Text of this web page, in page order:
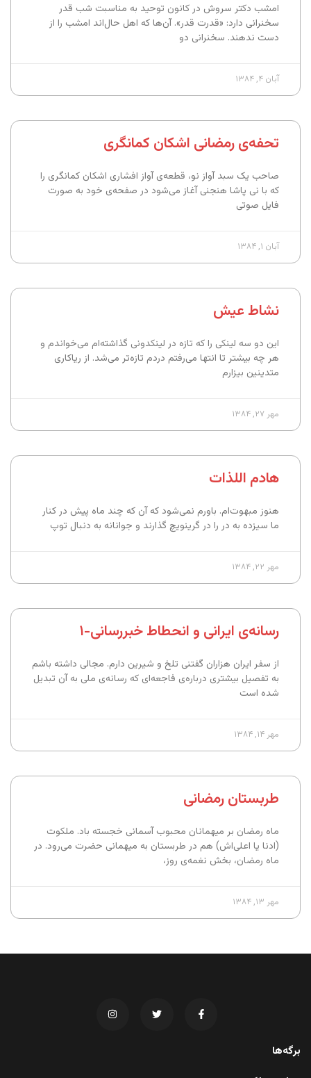
امشب دکتر سروش در کانون توحید به مناسبت شب قدر
سخنرانی دارد: «قدرت قدر». آن‌ها که اهل حال‌اند امشب را از
دست ندهند. سخنرانی دو
آبان ۴, ۱۳۸۴
تحفه‌ی رمضانی اشکان کمانگری
صاحب یک سبد آواز نو، قطعه‌‌ی آواز افشاری اشکان کمانگری را
که با نی پاشا هنجنی آغاز می‌شود در صفحه‌ی خود به صورت
فایل صوتی
آبان ۱, ۱۳۸۴
نشاط عیش
این دو سه لینکی را که تازه در لینکدونی گذاشته‌ام می‌خواندم و
هر چه بیشتر تا انتها می‌رفتم دردم تازه‌تر می‌شد. از ریاکاری
متدینین بیزارم
مهر ۲۷, ۱۳۸۴
هادم اللذات
هنوز مبهوت‌ام. باورم نمی‌شود که آن که چند ماه پیش در کنار
ما سیزده به در را در گرینویچ گذارند و جوانانه به دنبال توپ
مهر ۲۲, ۱۳۸۴
رسانه‌ی ایرانی و انحطاط خبررسانی-۱
از سفر ایران هزاران گفتنی تلخ و شیرین دارم. مجالی داشته باشم
به تفصیل بیشتری درباره‌ی فاجعه‌ای که رسانه‌ی ملی به آن تبدیل
شده است
مهر ۱۴, ۱۳۸۴
طربستان رمضانی
ماه رمضان بر میهمانان محبوب آسمانی خجسته باد. ملکوت
(ادنا یا اعلی‌اش) هم در طربستان به میهمانی حضرت می‌رود. در
ماه رمضان، بخش نغمه‌ی روز،
مهر ۱۳, ۱۳۸۴
برگه‌ها